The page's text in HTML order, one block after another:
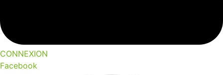
CONNEXION
Facebook